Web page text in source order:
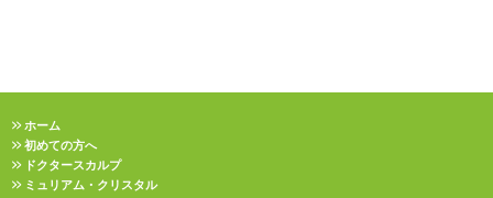
ホーム
初めての方へ
ドクタースカルプ
ミュリアム・クリスタル